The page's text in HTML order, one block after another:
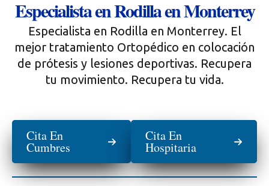
Especialista en Rodilla en Monterrey
Especialista en Rodilla en Monterrey. El
mejor tratamiento Ortopédico en colocación
de prótesis y lesiones deportivas. Recupera
tu movimiento. Recupera tu vida.
Cita En
Cumbres
Cita En
Hospitaria